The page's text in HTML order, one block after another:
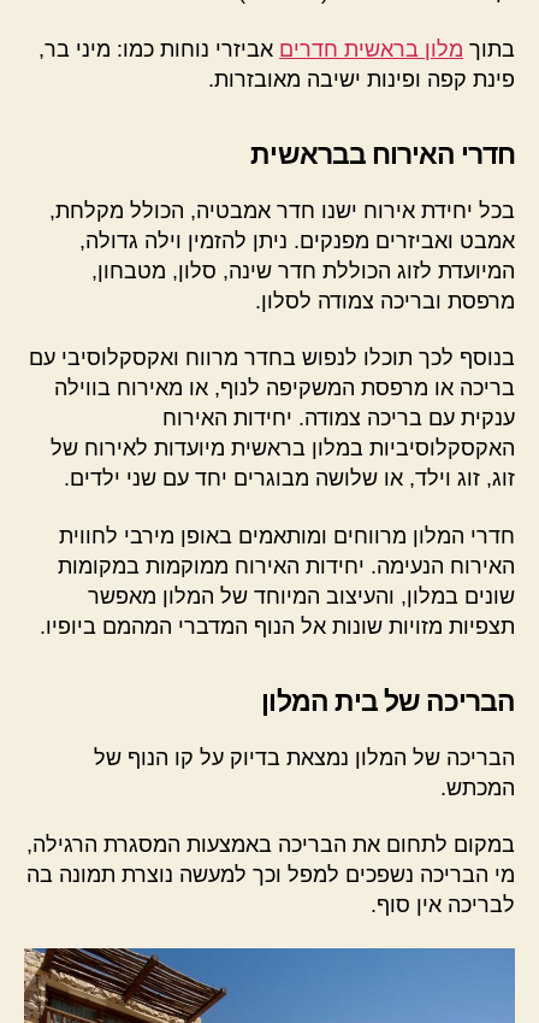
בתוך מלון בראשית חדרים אביזרי נוחות כמו: מיני בר,
פינת קפה ופינות ישיבה מאובזרות.
חדרי האירוח בבראשית
בכל יחידת אירוח ישנו חדר אמבטיה, הכולל מקלחת,
אמבט ואביזרים מפנקים. ניתן להזמין וילה גדולה,
המיועדת לזוג הכוללת חדר שינה, סלון, מטבחון,
מרפסת ובריכה צמודה לסלון.
בנוסף לכך תוכלו לנפוש בחדר מרווח ואקסקלוסיבי עם
בריכה או מרפסת המשקיפה לנוף, או מאירוח בווילה
ענקית עם בריכה צמודה. יחידות האירוח
האקסקלוסיביות במלון בראשית מיועדות לאירוח של
זוג, זוג וילד, או שלושה מבוגרים יחד עם שני ילדים.
חדרי המלון מרווחים ומותאמים באופן מירבי לחווית
האירוח הנעימה. יחידות האירוח ממוקמות במקומות
שונים במלון, והעיצוב המיוחד של המלון מאפשר
תצפיות מזויות שונות אל הנוף המדברי המהמם ביופיו.
הבריכה של בית המלון
הבריכה של המלון נמצאת בדיוק על קו הנוף של
המכתש.
במקום לתחום את הבריכה באמצעות המסגרת הרגילה,
מי הבריכה נשפכים למפל וכך למעשה נוצרת תמונה בה
לבריכה אין סוף.